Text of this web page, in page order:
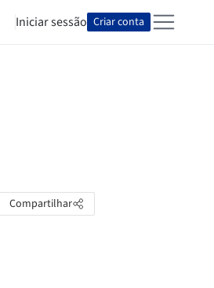
Iniciar sessão Criar conta
Compartilhar